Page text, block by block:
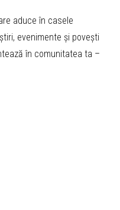
aduce în casele
evenimente și povești
în comunitatea ta –